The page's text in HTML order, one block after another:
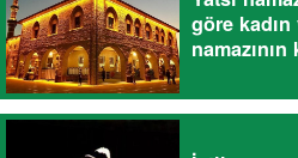
göre
namazının